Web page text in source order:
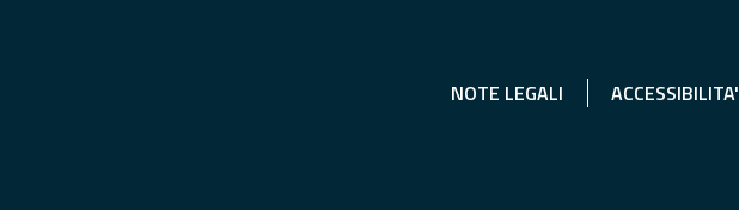
NOTE LEGALI ACCESSIBILITA'